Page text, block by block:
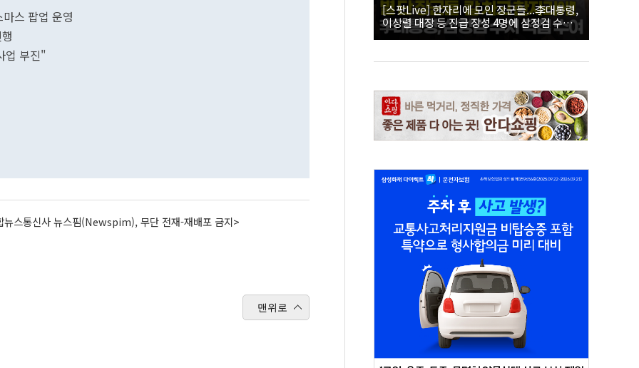
스 팝업 운영
업 부진"
뉴스통신사 뉴스핌(Newspim), 무단 전재-재배포 금지>
맨위로
[스팟Live] 한자리에 모인 장군들...李대통령,
이상렬 대장 등 진급 장성 4명에 삼정검 수치
직접 수여｜26.08.07 장성 진급·삼정검 수치